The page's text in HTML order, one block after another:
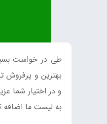
طی در خواست
بهترین و پرفروش
و در اختیار شما
به لیست ما اضافه